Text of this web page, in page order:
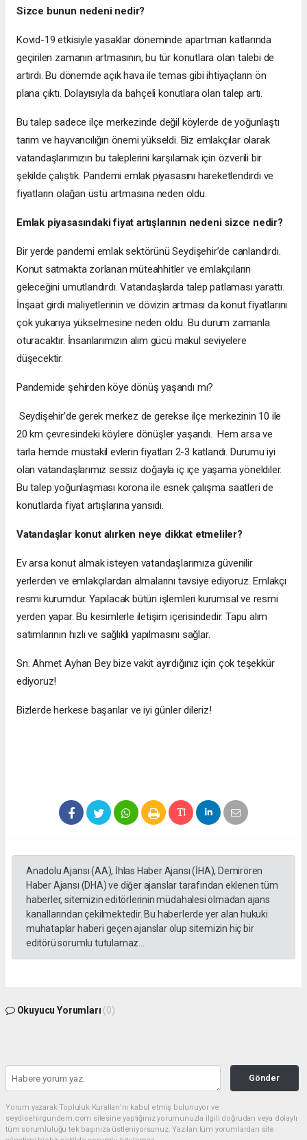
Sizce bunun nedeni nedir?
Kovid-19 etkisiyle yasaklar döneminde apartman katlarında
geçirilen zamanın artmasının, bu tür konutlara olan talebi de
artırdı. Bu dönemde açık hava ile temas gibi ihtiyaçların ön
plana çıktı. Dolayısıyla da bahçeli konutlara olan talep artı.
Bu talep sadece ilçe merkezinde değil köylerde de yoğunlaştı
tarım ve hayvancılığın önemi yükseldi. Biz emlakçılar olarak
vatandaşlarımızın bu taleplerini karşılamak için özverili bir
şekilde çalıştık. Pandemi emlak piyasasını hareketlendirdi ve
fiyatların olağan üstü artmasına neden oldu.
Emlak piyasasındaki fiyat artışlarının nedeni sizce nedir?
Bir yerde pandemi emlak sektörünü Seydişehir’de canlandırdı.
Konut satmakta zorlanan müteahhitler ve emlakçıların
geleceğini umutlandırdı. Vatandaşlarda talep patlaması yarattı.
İnşaat girdi maliyetlerinin ve dövizin artması da konut fiyatlarını
çok yukarıya yükselmesine neden oldu. Bu durum zamanla
oturacaktır. İnsanlarımızın alım gücü makul seviyelere
düşecektir.
Pandemide şehirden köye dönüş yaşandı mı?
Seydişehir’de gerek merkez de gerekse ilçe merkezinin 10 ile
20 km çevresindeki köylere dönüşler yaşandı. Hem arsa ve
tarla hemde müstakil evlerin fiyatları 2-3 katlandı. Durumu iyi
olan vatandaşlarımız sessiz doğayla iç içe yaşama yöneldiler.
Bu talep yoğunlaşması korona ile esnek çalışma saatleri de
konutlarda fiyat artışlarına yansıdı.
Vatandaşlar konut alırken neye dikkat etmeliler?
Ev arsa konut almak isteyen vatandaşlarımıza güvenilir
yerlerden ve emlakçılardan almalarını tavsiye ediyoruz. Emlakçı
resmi kurumdur. Yapılacak bütün işlemleri kurumsal ve resmi
yerden yapar. Bu kesimlerle iletişim içerisindedir. Tapu alım
satımlarının hızlı ve sağlıklı yapılmasını sağlar.
Sn. Ahmet Ayhan Bey bize vakit ayırdığınız için çok teşekkür
ediyoruz!
Bizlerde herkese başarılar ve iyi günler dileriz!
Anadolu Ajansı (AA), İhlas Haber Ajansı (İHA), Demirören
Haber Ajansı (DHA) ve diğer ajanslar tarafından eklenen tüm
haberler, sitemizin editörlerinin müdahalesi olmadan ajans
kanallarından çekilmektedir. Bu haberlerde yer alan hukuki
muhataplar haberi geçen ajanslar olup sitemizin hiç bir
editörü sorumlu tutulamaz...
Okuyucu Yorumları (0)
Gönder
Yorum yazarak Topluluk Kuralları’nı kabul etmiş bulunuyor ve
seydisehirgundem.com sitesine yaptığınız yorumunuzla ilgili doğrudan veya dolaylı
tüm sorumluluğu tek başınıza üstleniyorsunuz. Yazılan tüm yorumlardan site